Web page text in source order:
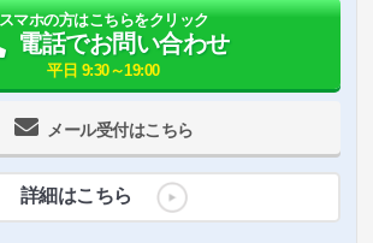
メール受付はこちら
スマホの方はこちらをクリック
電話でお問い合わせ
平日 9:30～19:00
詳細はこちら